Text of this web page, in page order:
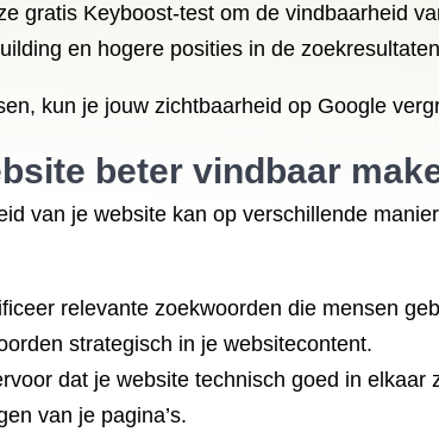
gratis Keyboost-test om de vindbaarheid
en hogere posities in de
kun je jouw zichtbaarheid op Google
beter vindbaar
van je website kan op verschillende
relevante zoekwoorden die mensen
strategisch in je websitecontent.
dat je website technisch goed in
van je pagina’s.